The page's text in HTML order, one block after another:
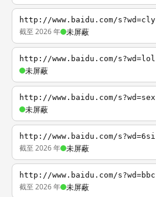
http://www.baidu.com/s?wd=cly
截至 2026 年 未屏蔽
http://www.baidu.com/s?wd=lol
未屏蔽
http://www.baidu.com/s?wd=sex
未屏蔽
http://www.baidu.com/s?wd=6si
截至 2026 年 未屏蔽
http://www.baidu.com/s?wd=bbc
截至 2026 年 未屏蔽